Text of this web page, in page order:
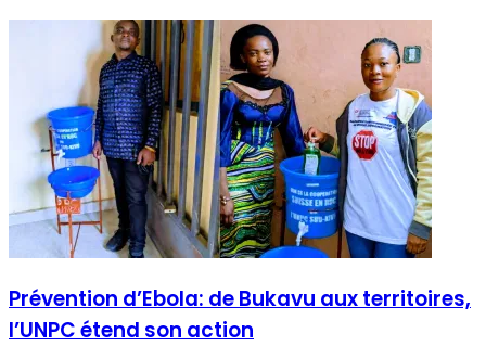
Prévention d’Ebola: de Bukavu aux territoires,
l’UNPC étend son action